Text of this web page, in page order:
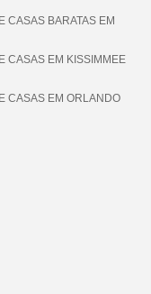
CASAS BARATAS EM
CASAS EM KISSIMMEE
CASAS EM ORLANDO